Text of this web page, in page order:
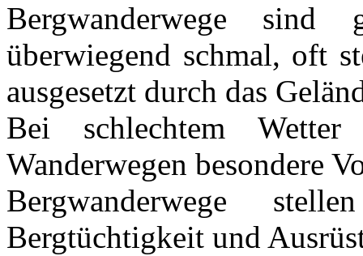
Bergwanderwege
überwiegend schmal, oft
ausgesetzt durch das
Bei schlechtem
Wanderwegen besondere
Bergwanderwege
Bergtüchtigkeit und